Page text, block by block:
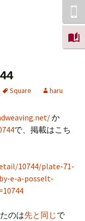
Square haru
か
で、掲載はこち
10744/plate-71-
e-a-posselt-
のは先と同じで